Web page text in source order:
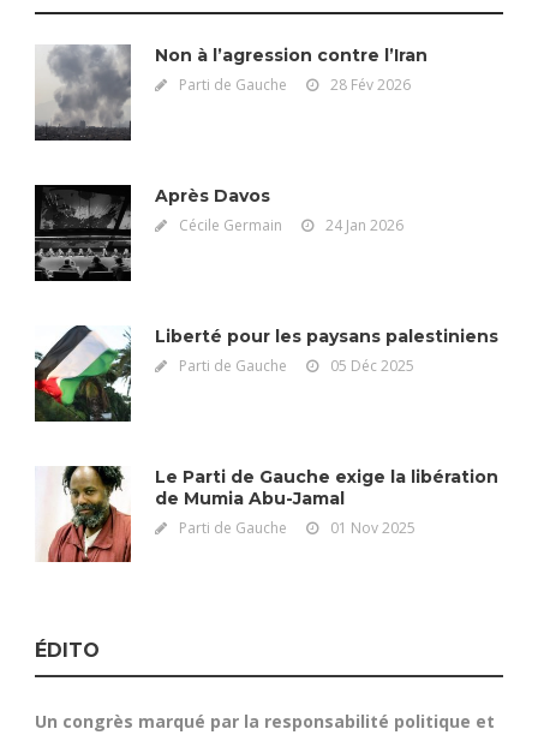
Non à l’agression contre l’Iran
Parti de Gauche 28 Fév 2026
Après Davos
Cécile Germain 24 Jan 2026
Liberté pour les paysans palestiniens
Parti de Gauche 05 Déc 2025
Le Parti de Gauche exige la libération
de Mumia Abu-Jamal
Parti de Gauche 01 Nov 2025
ÉDITO
Un congrès marqué par la responsabilité politique et